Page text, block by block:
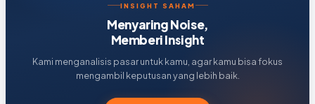
INSIGHT SAHAM
Menyaring Noise,
Memberi Insight
Kami menganalisis pasar untuk kamu, agar kamu bisa fokus
mengambil keputusan yang lebih baik.